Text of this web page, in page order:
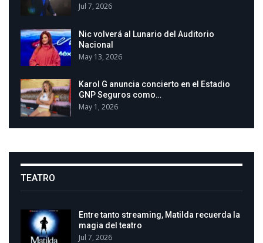
Jul 7, 2026
Nic volverá al Lunario del Auditorio
Nacional
May 13, 2026
Karol G anuncia concierto en el Estadio
GNP Seguros como…
May 1, 2026
TEATRO
Entre tanto streaming, Matilda recuerda la
magia del teatro
Jul 7, 2026